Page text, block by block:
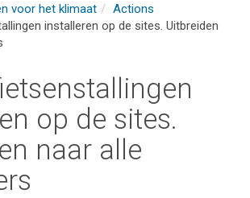
voor het klimaat
Actions
installeren op de sites. Uitbreiden
op de sites.
naar alle